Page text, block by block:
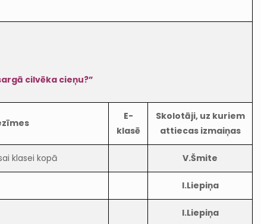
cilvēka cieņu?”
E-
klasē
Skolotāji, uz kuriem
attiecas izmaiņas
klasei kopā V.Šmite
I.Liepiņa
I.Liepiņa